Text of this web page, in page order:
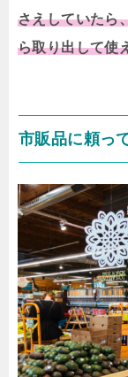
さえしていたら
ら取り出して使
市販品に頼っ